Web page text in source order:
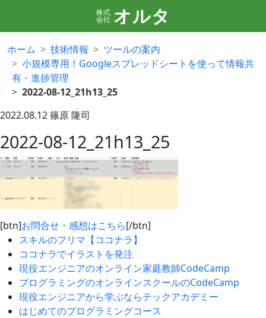
株式
会社 オルタ
ホーム 技術情報
ツールの案内
小規模専用！Googleスプレッドシートを使って情報共
有・進捗管理
2022-08-12_21h13_25
2022.08.12篠原 隆司
2022-08-12_21h13_25
[btn]お問合せ・感想はこちら[/btn]
スキルのフリマ【ココナラ】
ココナラでイラストを発注
現役エンジニアのオンライン家庭教師CodeCamp
プログラミングのオンラインスクールのCodeCamp
現役エンジニアから学ぶならテックアカデミー
はじめてのプログラミングコース